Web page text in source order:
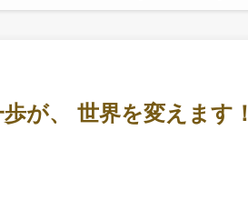
が、 世界を変えます！